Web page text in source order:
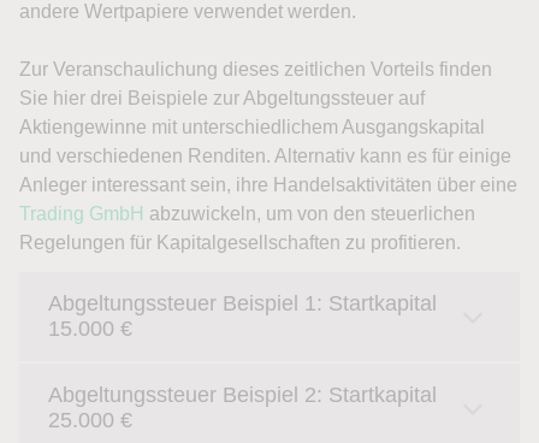
andere Wertpapiere verwendet werden.
Zur Veranschaulichung dieses zeitlichen Vorteils finden
Sie hier drei Beispiele zur Abgeltungssteuer auf
Aktiengewinne mit unterschiedlichem Ausgangskapital
und verschiedenen Renditen. Alternativ kann es für einige
Anleger interessant sein, ihre Handelsaktivitäten über eine
Trading GmbH abzuwickeln, um von den steuerlichen
Regelungen für Kapitalgesellschaften zu profitieren.
Abgeltungssteuer Beispiel 1: Startkapital
15.000 €
Abgeltungssteuer Beispiel 2: Startkapital
25.000 €